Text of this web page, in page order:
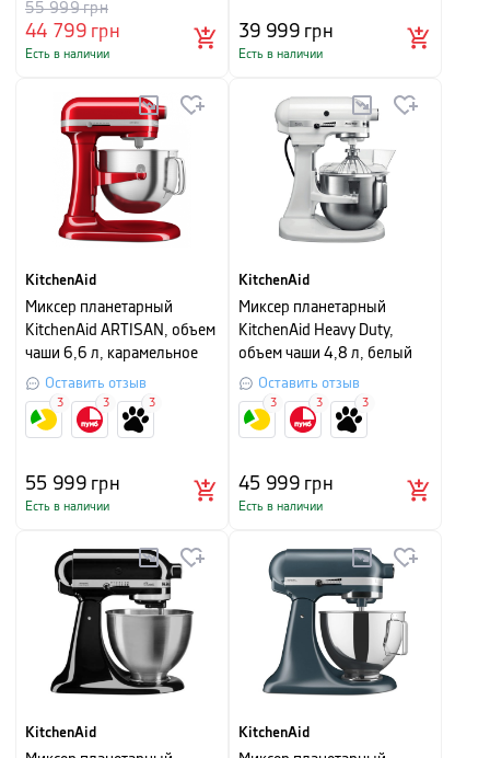
44 799грн
55 999грн
Есть в наличии
39 999грн
Есть в наличии
KitchenAid
Миксер планетарный
KitchenAid ARTISAN, объем
чаши 6,6 л, карамельное
яблоко
Оставить отзыв
55 999грн
Есть в наличии
3 3 3
KitchenAid
Миксер планетарный
KitchenAid Heavy Duty,
объем чаши 4,8 л, белый
Оставить отзыв
45 999грн
Есть в наличии
3 3 3
KitchenAid
KitchenAid